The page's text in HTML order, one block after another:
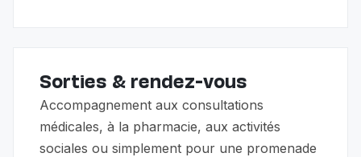
Sorties & rendez-vous
Accompagnement aux consultations
médicales, à la pharmacie, aux activités
sociales ou simplement pour une promenade